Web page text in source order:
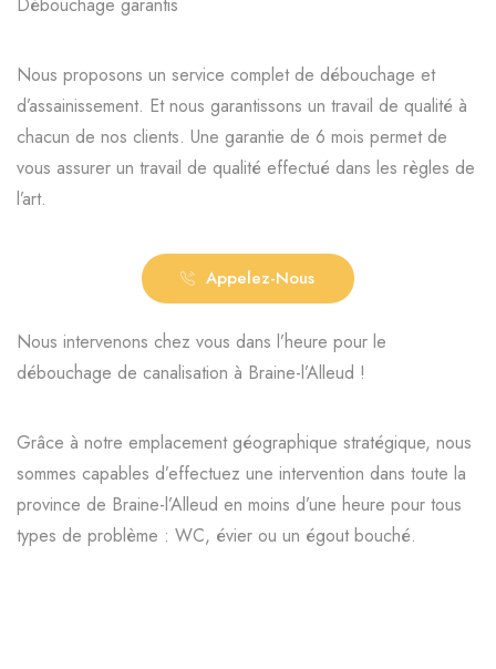
Nous proposons un service complet de débouchage et
d’assainissement. Et nous garantissons un travail de qualité à
chacun de nos clients. Une garantie de 6 mois permet de
vous assurer un travail de qualité effectué dans les règles de
l’art.
Appelez-Nous
Nous intervenons chez vous dans l’heure pour le
débouchage de canalisation à Braine-l’Alleud !
Grâce à notre emplacement géographique stratégique, nous
sommes capables d’effectuez une intervention dans toute la
province de Braine-l’Alleud en moins d’une heure pour tous
types de problème : WC, évier ou un égout bouché.